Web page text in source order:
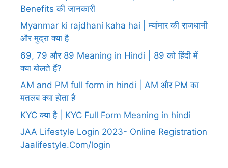
Benefits की जानकारी
Myanmar ki rajdhani kaha hai | म्यांमार की राजधानी
और मुद्रा क्या है
69, 79 और 89 Meaning in Hindi | 89 को हिंदी में
क्या बोलते हैं?
AM and PM full form in hindi | AM और PM का
मतलब क्या होता है
KYC क्या है | KYC Full Form Meaning in hindi
JAA Lifestyle Login 2023- Online Registration
Jaalifestyle.Com/login